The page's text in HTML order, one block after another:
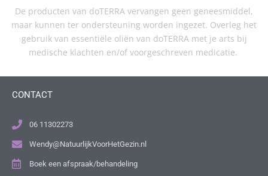
De producten van doTERRA vervangen geen geneesmiddel,
maar kunnen ter ondersteuning worden ingezet. Overleg het
gebruik van essentiële oliën van doTERRA met je arts bij
medische klachten en/of voorgeschreven medicatie.
CONTACT
06 11302273
Wendy@NatuurlijkVoorHetGezin.nl
Boek een afspraak/behandeling